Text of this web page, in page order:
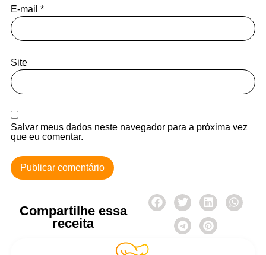
E-mail *
Site
Salvar meus dados neste navegador para a próxima vez
que eu comentar.
Compartilhe essa
receita